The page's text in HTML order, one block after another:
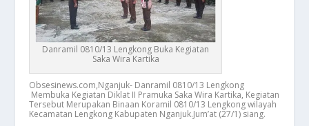
Danramil 0810/13 Lengkong Buka Kegiatan
Saka Wira Kartika
Obsesinews.com,Nganjuk- Danramil 0810/13 Lengkong
Membuka Kegiatan Diklat II Pramuka Saka Wira Kartika, Kegiatan
Tersebut Merupakan Binaan Koramil 0810/13 Lengkong wilayah
Kecamatan Lengkong Kabupaten Nganjuk.Jum’at (27/1) siang.